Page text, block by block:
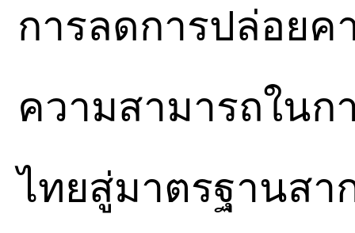
การลดการปล่อยค
ความสามารถในก
ไทยสู่มาตรฐานส